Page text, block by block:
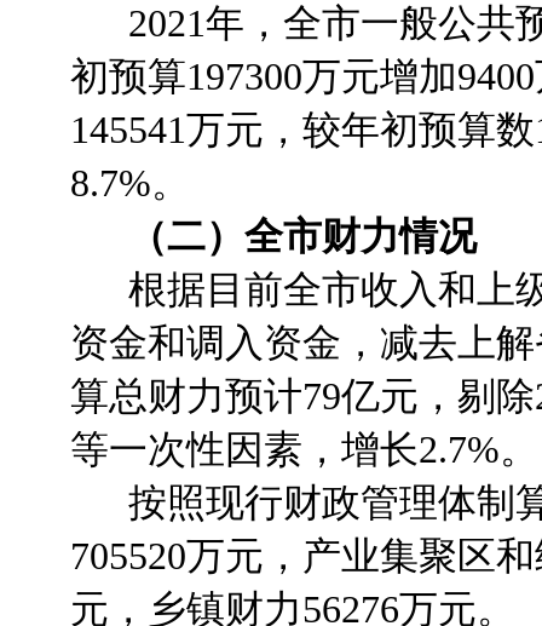
2021年，全市一般公共
初预算197300万元增加
145541万元，较年初预算
8.7%。
（二）全市财力情况
根据目前全市收入和上
资金和调入资金，减去上
算总财力预计79亿元，剔
等一次性因素，增长2.7%。
按照现行财政管理体制
705520万元，产业集聚区
元，乡镇财力56276万元。